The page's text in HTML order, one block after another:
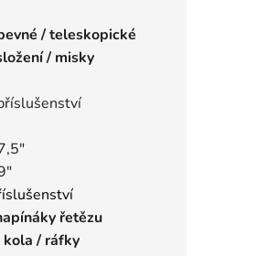
/ teleskopické
/ misky
řetězu
/ ráfky